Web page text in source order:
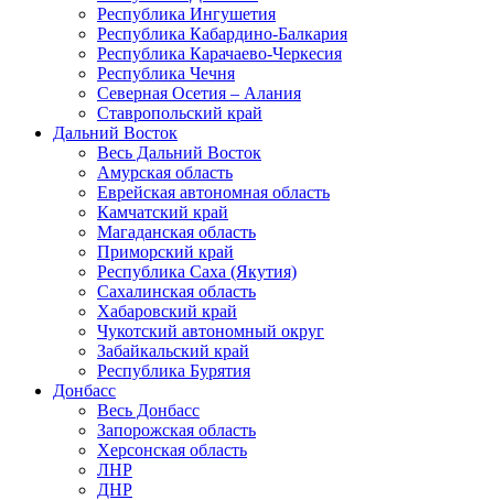
Республика Ингушетия
Республика Кабардино-Балкария
Республика Карачаево-Черкесия
Республика Чечня
Северная Осетия – Алания
Ставропольский край
Дальний Восток
Весь Дальний Восток
Амурская область
Еврейская автономная область
Камчатский край
Магаданская область
Приморский край
Республика Саха (Якутия)
Сахалинская область
Хабаровский край
Чукотский автономный округ
Забайкальский край
Республика Бурятия
Донбасс
Весь Донбасс
Запорожская область
Херсонская область
ЛНР
ДНР